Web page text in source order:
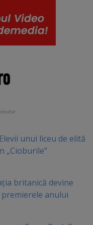
unui liceu de elită
„Cioburile”
britanică devine
premierele anului